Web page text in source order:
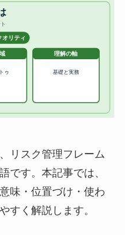
リスク管理フレーム
です。本記事では、
味・位置づけ・使わ
すく解説します。